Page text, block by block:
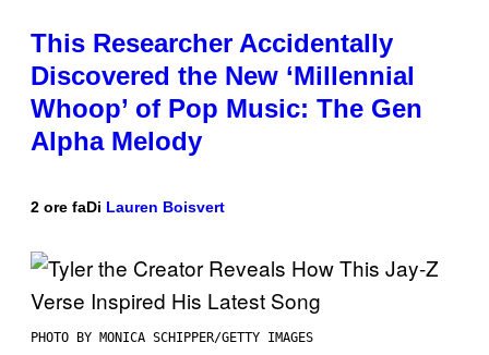
This Researcher Accidentally
Discovered the New ‘Millennial
Whoop’ of Pop Music: The Gen
Alpha Melody
2 ore faDi Lauren Boisvert
PHOTO BY MONICA SCHIPPER/GETTY IMAGES